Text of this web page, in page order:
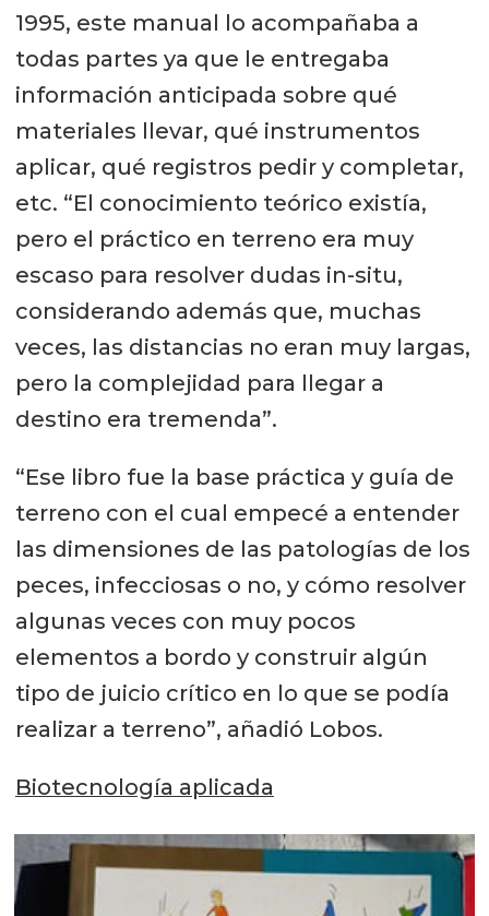
1995, este manual lo acompañaba a
todas partes ya que le entregaba
información anticipada sobre qué
materiales llevar, qué instrumentos
aplicar, qué registros pedir y completar,
etc. “El conocimiento teórico existía,
pero el práctico en terreno era muy
escaso para resolver dudas in-situ,
considerando además que, muchas
veces, las distancias no eran muy largas,
pero la complejidad para llegar a
destino era tremenda”.
“Ese libro fue la base práctica y guía de
terreno con el cual empecé a entender
las dimensiones de las patologías de los
peces, infecciosas o no, y cómo resolver
algunas veces con muy pocos
elementos a bordo y construir algún
tipo de juicio crítico en lo que se podía
realizar a terreno”, añadió Lobos.
Biotecnología aplicada